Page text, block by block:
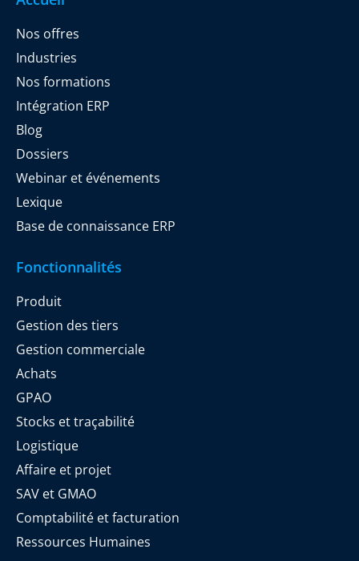
Nos offres
Industries
Nos formations
Intégration ERP
Blog
Dossiers
Webinar et événements
Lexique
Base de connaissance ERP
Fonctionnalités
Produit
Gestion des tiers
Gestion commerciale
Achats
GPAO
Stocks et traçabilité
Logistique
Affaire et projet
SAV et GMAO
Comptabilité et facturation
Ressources Humaines